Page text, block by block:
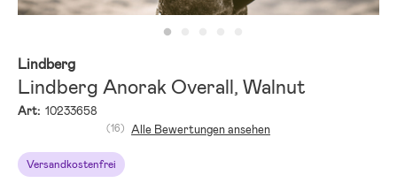
Lindberg
Lindberg Anorak Overall, Walnut
Art: 10233658
Versandkostenfrei
(16) Alle Bewertungen ansehen